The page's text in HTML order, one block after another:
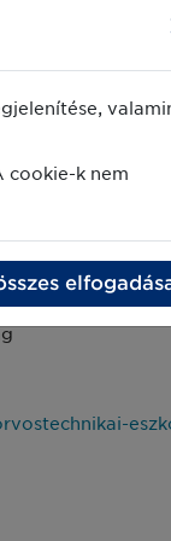
a hamisított
cookie-k nem